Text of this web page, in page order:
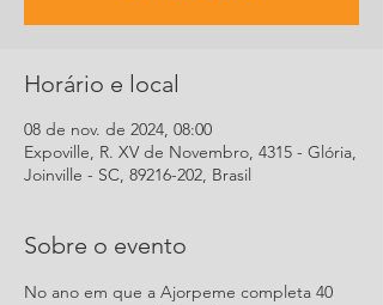
Horário e local
08 de nov. de 2024, 08:00
Expoville, R. XV de Novembro, 4315 - Glória,
Joinville - SC, 89216-202, Brasil
Sobre o evento
No ano em que a Ajorpeme completa 40